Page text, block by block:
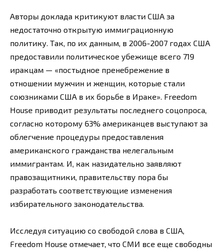
Авторы доклада критикуют власти США за
недостаточно открытую иммиграционную
политику. Так, по их данным, в 2006-2007 годах США
предоставили политическое убежище всего 719
иракцам — «постыдное пренебрежение в
отношении мужчин и женщин, которые стали
союзниками США в их борьбе в Ираке». Freedom
House приводит результаты последнего соцопроса,
согласно которому 63% американцев выступают за
облегчение процедуры предоставления
американского гражданства нелегальным
иммигрантам. И, как назидательно заявляют
правозащитники, правительству пора бы
разработать соответствующие изменения
избирательного законодательства.
Исследуя ситуацию со свободой слова в США,
Freedom House отмечает, что СМИ все еще свободны